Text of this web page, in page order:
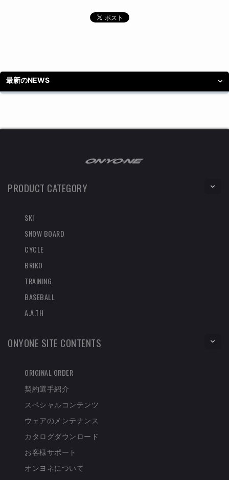
最新のNEWS
PRODUCT CATEGORY
SKI
SNOW BOARD
CYCLE
BRIKO
TRAINING
BASEBALL
A.A.TH
ONYONE SITE CONTENTS
ORIGINAL ORDER
契約選手紹介
スペシャルコンテンツ
ウェアのメンテナンス
カタログダウンロード
お客様サポート
オンヨネについて